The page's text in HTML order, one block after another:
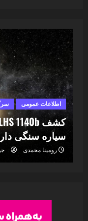
اطلاعات عمومی
سیاره سنگی
رومینا محمدی